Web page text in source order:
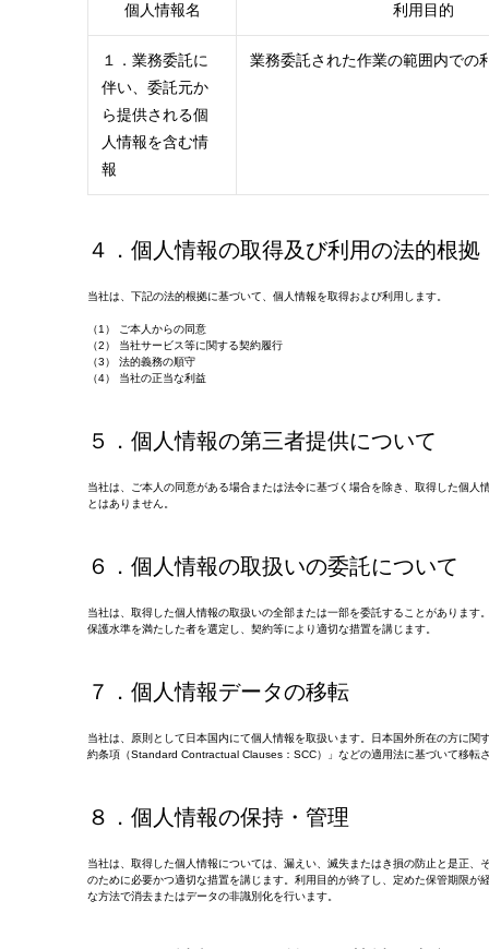
個人情報名 利用目的
１．業務委託に
伴い、委託元か
ら提供される個
人情報を含む情
報
業務委託された作業の範囲内での
４．個人情報の取得及び利用の法的根拠
当社は、下記の法的根拠に基づいて、個人情報を取得および利用します。
（1） ご本人からの同意
（2） 当社サービス等に関する契約履行
（3） 法的義務の順守
（4） 当社の正当な利益
５．個人情報の第三者提供について
当社は、ご本人の同意がある場合または法令に基づく場合を除き、取得した個人
とはありません。
６．個人情報の取扱いの委託について
当社は、取得した個人情報の取扱いの全部または一部を委託することがあります
保護水準を満たした者を選定し、契約等により適切な措置を講じます。
７．個人情報データの移転
当社は、原則として日本国内にて個人情報を取扱います。日本国外所在の方に関
約条項（Standard Contractual Clauses：SCC）」などの適用法に基づいて移転
８．個人情報の保持・管理
当社は、取得した個人情報については、漏えい、滅失またはき損の防止と是正、
のために必要かつ適切な措置を講じます。利用目的が終了し、定めた保管期限が
な方法で消去またはデータの非識別化を行います。